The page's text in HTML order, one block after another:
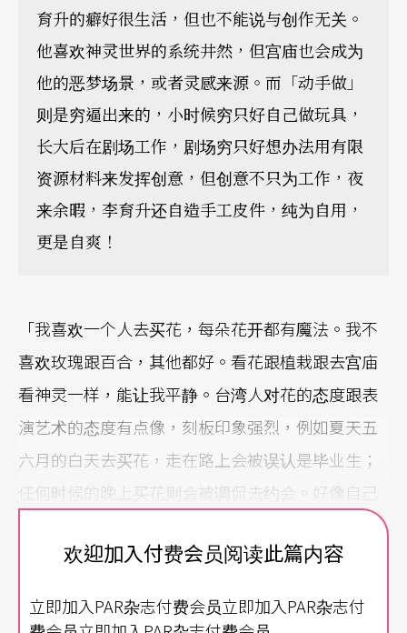
育升的癖好很生活，但也不能说与创作无关。
他喜欢神灵世界的系统井然，但宫庙也会成为
他的恶梦场景，或者灵感来源。而「动手做」
则是穷逼出来的，小时候穷只好自己做玩具，
长大后在剧场工作，剧场穷只好想办法用有限
资源材料来发挥创意，但创意不只为工作，夜
来余暇，李育升还自造手工皮件，纯为自用，
更是自爽！
「我喜欢一个人去买花，每朵花开都有魔法。我不
喜欢玫瑰跟百合，其他都好。看花跟植栽跟去宫庙
看神灵一样，能让我平静。台湾人对花的态度跟表
演艺术的态度有点像，刻板印象强烈，例如夏天五
六月的白天去买花，走在路上会被误认是毕业生；
任何时候的晚上买花则会被调侃去约会。好像自己
样，都不是庶民生活的一部分。」
说艺术从生活里长出来，可是硬要一刀二分，哪里
欢迎加入付费会员阅读此篇内容
立即加入PAR杂志付费会员立即加入PAR杂志付